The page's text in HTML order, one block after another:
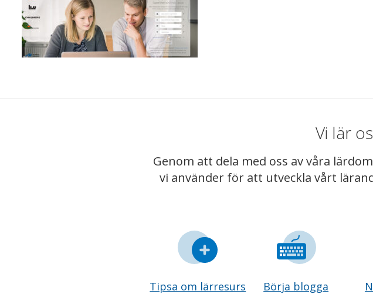
Vi lär
Genom att dela med oss av våra
vi använder för att utveckla vårt
Tipsa om lärresurs Börja blogga